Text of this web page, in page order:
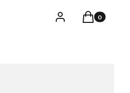
LogowanieProdukty w
Koszyk